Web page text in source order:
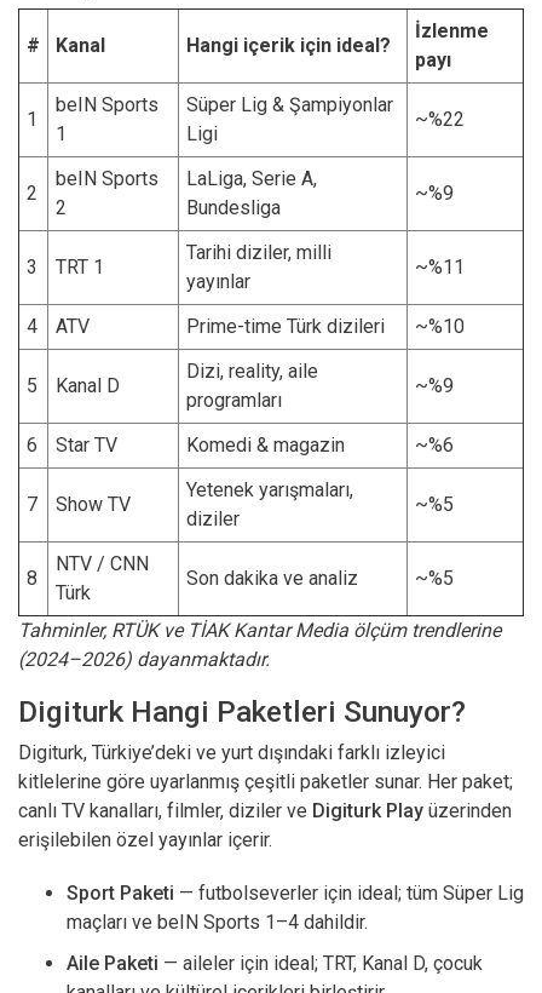
# Kanal Hangi içerik için ideal?
İzlenme
payı
1
beIN Sports
1
Süper Lig & Şampiyonlar
Ligi
~%22
2
beIN Sports
2
LaLiga, Serie A,
Bundesliga
~%9
3 TRT 1
Tarihi diziler, milli
yayınlar
~%11
4 ATV Prime-time Türk dizileri ~%10
5 Kanal D
Dizi, reality, aile
programları
~%9
6 Star TV Komedi & magazin ~%6
7 Show TV
Yetenek yarışmaları,
diziler
~%5
8
NTV / CNN
Türk
Son dakika ve analiz ~%5
Tahminler, RTÜK ve TİAK Kantar Media ölçüm trendlerine
(2024–2026) dayanmaktadır.
Digiturk Hangi Paketleri Sunuyor?
Digiturk, Türkiye’deki ve yurt dışındaki farklı izleyici
kitlelerine göre uyarlanmış çeşitli paketler sunar. Her paket;
canlı TV kanalları, filmler, diziler ve Digiturk Play üzerinden
erişilebilen özel yayınlar içerir.
Sport Paketi — futbolseverler için ideal; tüm Süper Lig
maçları ve beIN Sports 1–4 dahildir.
Aile Paketi — aileler için ideal; TRT, Kanal D, çocuk